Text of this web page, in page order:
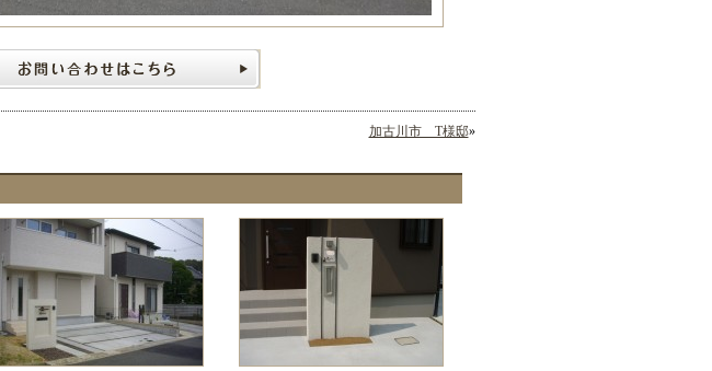
加古川市 T様邸»